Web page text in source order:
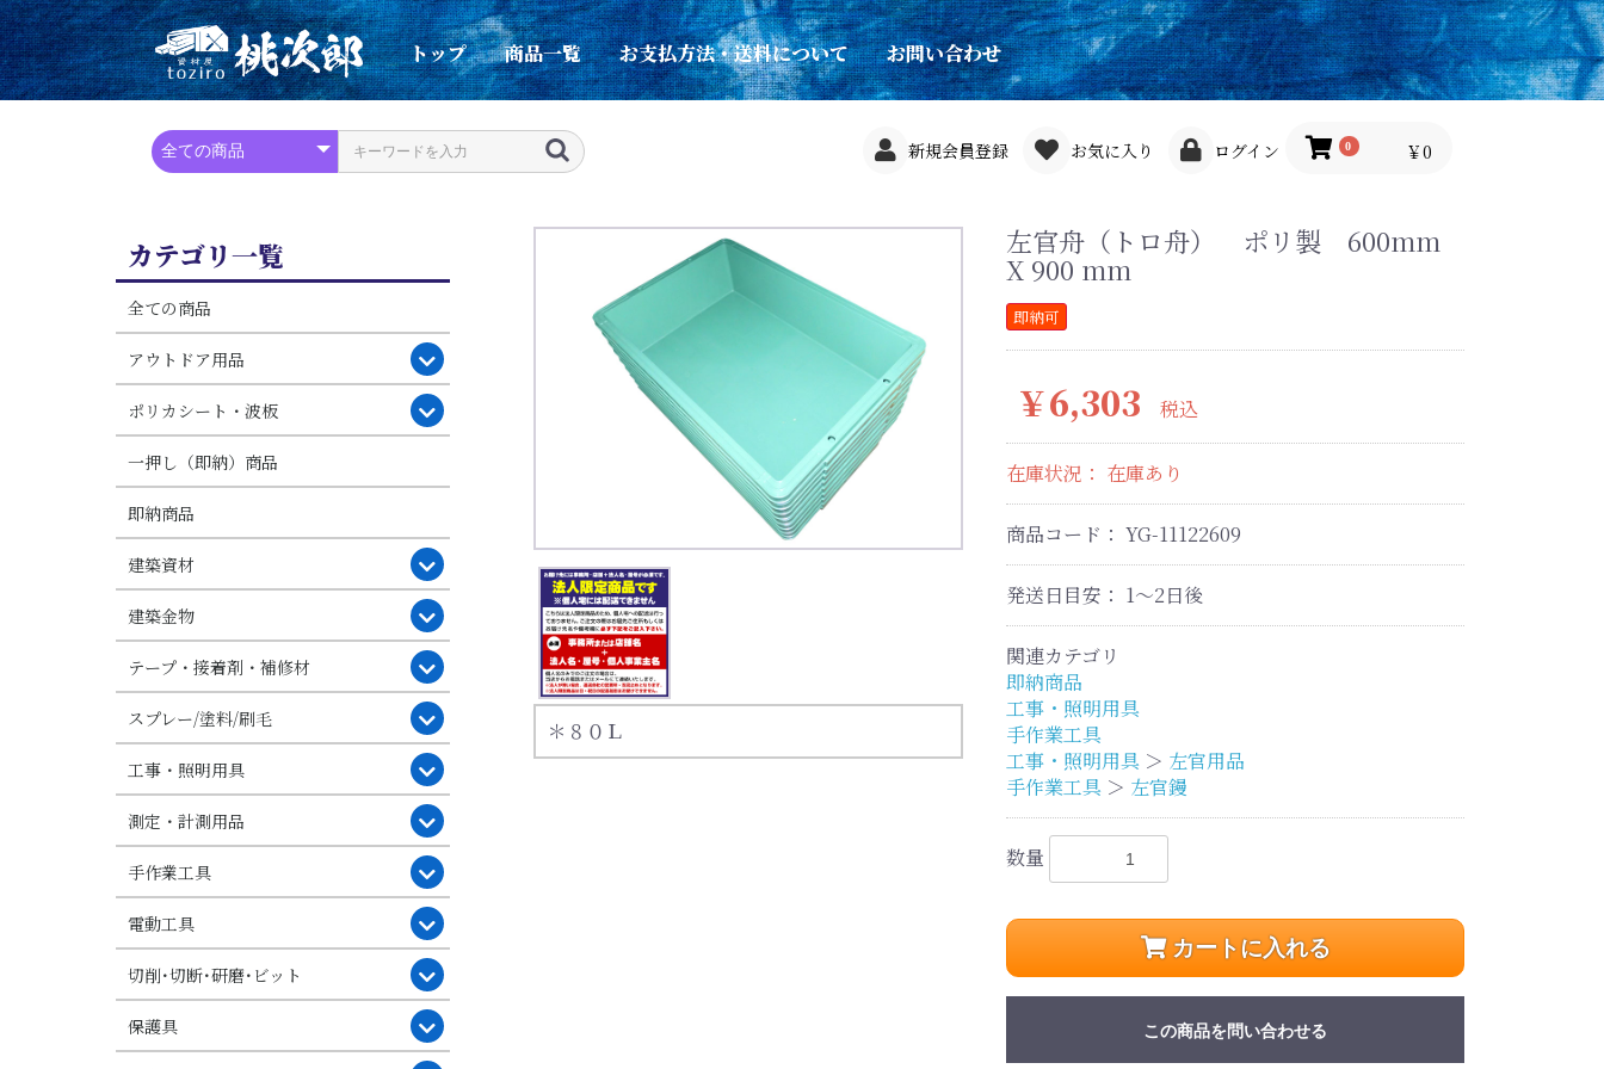
トップ 商品一覧 お支払方法・送料について お問い合わせ
新規会員登録 お気に入り ログイン 0 ￥0
カテゴリ一覧
全ての商品
アウトドア用品
ポリカシート・波板
一押し（即納）商品
即納商品
建築資材
建築金物
テープ・接着剤・補修材
スプレー/塗料/刷毛
工事・照明用具
測定・計測用品
手作業工具
電動工具
切削･切断･研磨･ビット
保護具
＊８０Ｌ
左官舟（トロ舟） ポリ製 600mm
X 900 mm
即納可
￥6,303 税込
在庫状況： 在庫あり
商品コード： YG-11122609
発送日目安： 1～2日後
関連カテゴリ
即納商品
工事・照明用具
手作業工具
工事・照明用具 ＞ 左官用品
手作業工具 ＞ 左官鏝
数量
カートに入れる
この商品を問い合わせる